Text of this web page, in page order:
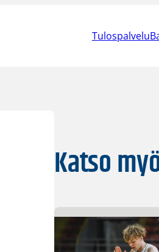
Tulospalvelu
Katso